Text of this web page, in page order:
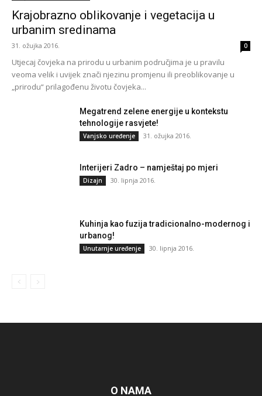
Krajobrazno oblikovanje i vegetacija u
urbanim sredinama
31. ožujka 2016. 0
Utjecaj čovjeka na prirodu u urbanim područjima je u pravilu
veoma velik i uvijek znači njezinu promjenu ili preoblikovanje u
„prirodu“ prilagođenu životu čovjeka...
Megatrend zelene energije u kontekstu
tehnologije rasvjete!
Vanjsko uređenje 31. ožujka 2016.
Interijeri Zadro – namještaj po mjeri
Dizajn 30. lipnja 2016.
Kuhinja kao fuzija tradicionalno-modernog i
urbanog!
Unutarnje uređenje 30. lipnja 2016.
O NAMA